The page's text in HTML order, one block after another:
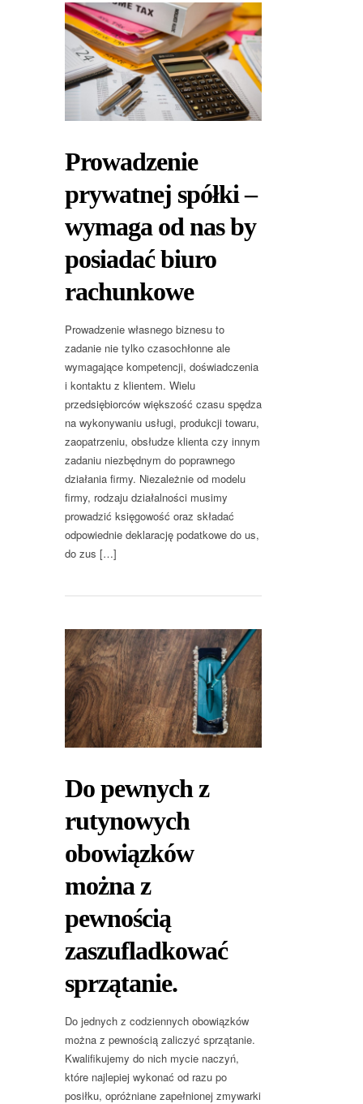
Prowadzenie
prywatnej spółki –
wymaga od nas by
posiadać biuro
rachunkowe
Prowadzenie własnego biznesu to
zadanie nie tylko czasochłonne ale
wymagające kompetencji, doświadczenia
i kontaktu z klientem. Wielu
przedsiębiorców większość czasu spędza
na wykonywaniu usługi, produkcji towaru,
zaopatrzeniu, obsłudze klienta czy innym
zadaniu niezbędnym do poprawnego
działania firmy. Niezależnie od modelu
firmy, rodzaju działalności musimy
prowadzić księgowość oraz składać
odpowiednie deklarację podatkowe do us,
do zus […]
Do pewnych z
rutynowych
obowiązków
można z
pewnością
zaszufladkować
sprzątanie.
Do jednych z codziennych obowiązków
można z pewnością zaliczyć sprzątanie.
Kwalifikujemy do nich mycie naczyń,
które najlepiej wykonać od razu po
posiłku, opróżniane zapełnionej zmywarki